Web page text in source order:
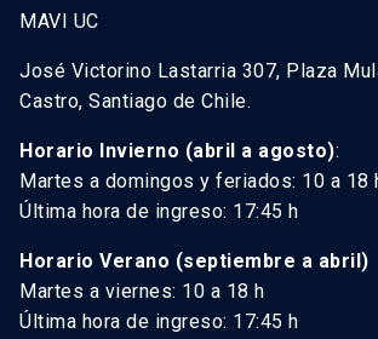
MAVI UC
José Victorino Lastarria 307, Plaza
Castro, Santiago de Chile.
Horario Invierno (abril a agosto):
Martes a domingos y feriados: 10 a 18
Última hora de ingreso: 17:45 h
Horario Verano (septiembre a abril)
Martes a viernes: 10 a 18 h
Última hora de ingreso: 17:45 h